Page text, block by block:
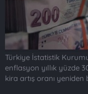
Türkiye İstatistik
enflasyon yıllık yüzde
kira artış oranı yeniden